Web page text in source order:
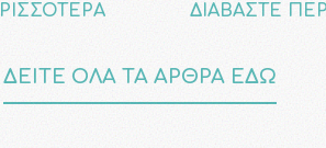
ΔΙΑΒΑΣΤΕ
ΔΕΙΤΕ ΟΛΑ ΤΑ ΑΡΘΡΑ ΕΔΩ